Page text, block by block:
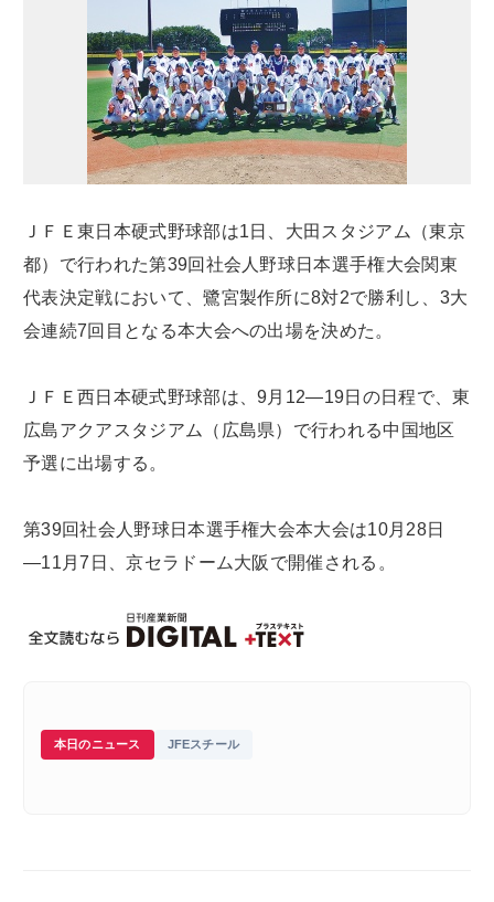
ＪＦＥ東日本硬式野球部は1日、大田スタジアム（東京
都）で行われた第39回社会人野球日本選手権大会関東
代表決定戦において、鷺宮製作所に8対2で勝利し、3大
会連続7回目となる本大会への出場を決めた。
ＪＦＥ西日本硬式野球部は、9月12―19日の日程で、東
広島アクアスタジアム（広島県）で行われる中国地区
予選に出場する。
第39回社会人野球日本選手権大会本大会は10月28日
―11月7日、京セラドーム大阪で開催される。
本日のニュース JFEスチール